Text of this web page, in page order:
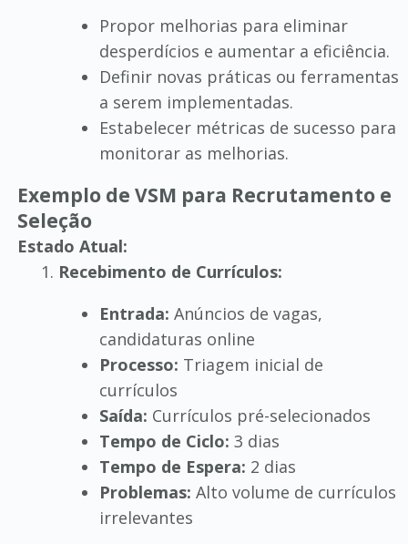
Propor melhorias para eliminar
desperdícios e aumentar a eficiência.
Definir novas práticas ou ferramentas
a serem implementadas.
Estabelecer métricas de sucesso para
monitorar as melhorias.
Exemplo de VSM para Recrutamento e
Seleção
Estado Atual:
Recebimento de Currículos:
Entrada: Anúncios de vagas,
candidaturas online
Processo: Triagem inicial de
currículos
Saída: Currículos pré-selecionados
Tempo de Ciclo: 3 dias
Tempo de Espera: 2 dias
Problemas: Alto volume de currículos
irrelevantes